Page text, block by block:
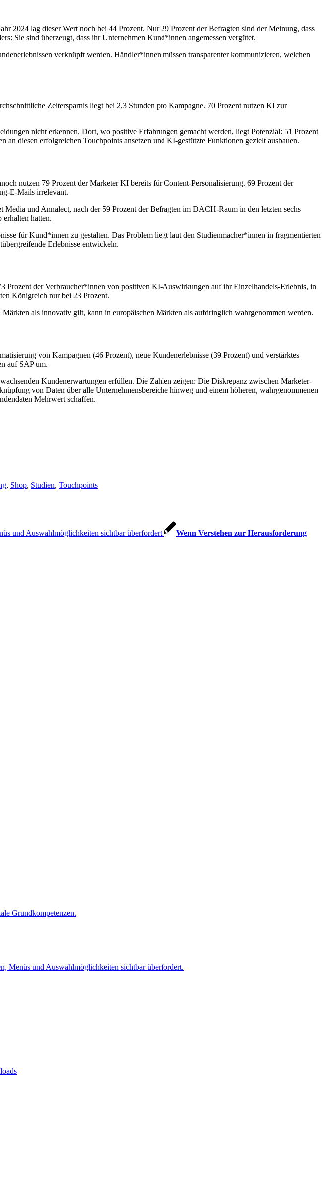
2024 lag dieser Wert noch bei 44 Prozent. Nur 29 Prozent der Befragten sind der Meinung, dass
Sie sind überzeugt, dass ihr Unternehmen Kund*innen angemessen vergütet.
verknüpft werden. Händler*innen müssen transparenter kommunizieren, welchen
Zeitersparnis liegt bei 2,3 Stunden pro Kampagne. 70 Prozent nutzen KI zur
nicht erkennen. Dort, wo positive Erfahrungen gemacht werden, liegt Potenzial: 51 Prozent
diesen erfolgreichen Touchpoints ansetzen und KI-gestützte Funktionen gezielt ausbauen.
nutzen 79 Prozent der Marketer KI bereits für Content-Personalisierung. 69 Prozent der
E-Mails irrelevant.
und Annalect, nach der 59 Prozent der Befragten im DACH-Raum in den letzten sechs
erhalten hatten.
für Kund*innen zu gestalten. Das Problem liegt laut den Studienmacher*innen in fragmentierten
Erlebnisse entwickeln.
Prozent der Verbraucher*innen von positiven KI-Auswirkungen auf ihr Einzelhandels-Erlebnis, in
Königreich nur bei 23 Prozent.
als innovativ gilt, kann in europäischen Märkten als aufdringlich wahrgenommen werden.
von Kampagnen (46 Prozent), neue Kundenerlebnisse (39 Prozent) und verstärktes
auf SAP um.
Kundenerwartungen erfüllen. Die Zahlen zeigen: Die Diskrepanz zwischen Marketer-
von Daten über alle Unternehmensbereiche hinweg und einem höheren, wahrgenommenen
Mehrwert schaffen.
, Shop, Studien, Touchpoints
Wenn Verstehen zur Herausforderung